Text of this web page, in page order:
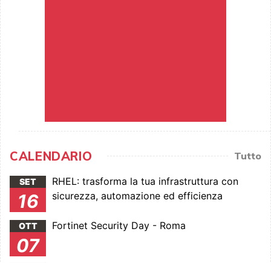
CALENDARIO Tutto
SET
16
RHEL: trasforma la tua infrastruttura con
sicurezza, automazione ed efficienza
OTT
07
Fortinet Security Day - Roma